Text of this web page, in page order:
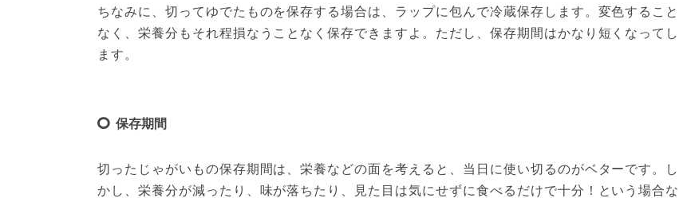
ちなみに、切ってゆでたものを保存する場合は、ラップに包んで冷蔵保存します。変色すること
なく、栄養分もそれ程損なうことなく保存できますよ。ただし、保存期間はかなり短くなってし
ます。
保存期間
切ったじゃがいもの保存期間は、栄養などの面を考えると、当日に使い切るのがベターです。し
かし、栄養分が減ったり、味が落ちたり、見た目は気にせずに食べるだけで十分！という場合な